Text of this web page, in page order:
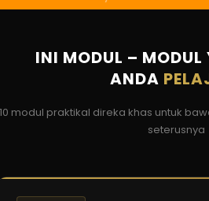
INI MODUL –
ANDA
10 modul praktikal direka khas untuk
seterusnya